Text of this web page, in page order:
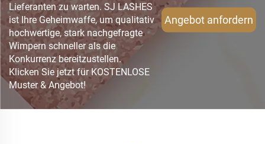
Lieferanten zu warten. SJ LASHES
ist Ihre Geheimwaffe, um qualitativ
hochwertige, stark nachgefragte
Wimpern schneller als die
Konkurrenz bereitzustellen.
Klicken Sie jetzt für KOSTENLOSE
Muster & Angebot!
Angebot anfordern